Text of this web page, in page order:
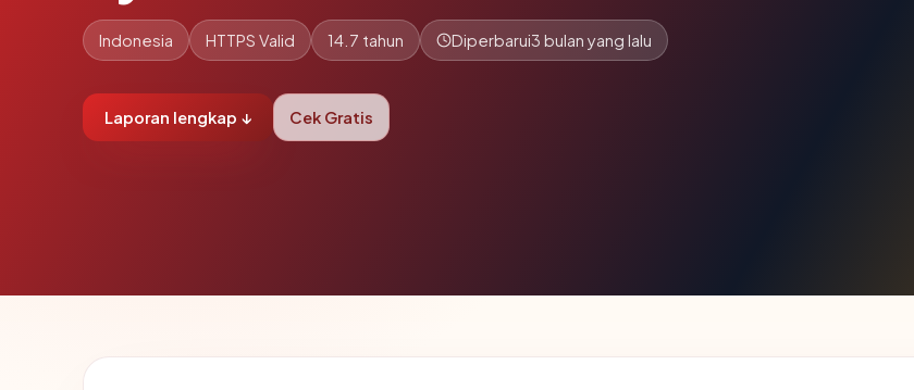
Indonesia HTTPS Valid 14.7 tahun Diperbarui3 bulan yang lalu
Laporan lengkap ↓ Cek Gratis